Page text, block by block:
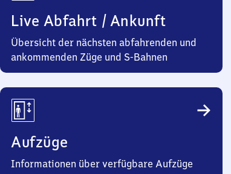
Live Abfahrt / Ankunft
Übersicht der nächsten abfahrenden und
ankommenden Züge und S-Bahnen
Aufzüge
Informationen über verfügbare Aufzüge